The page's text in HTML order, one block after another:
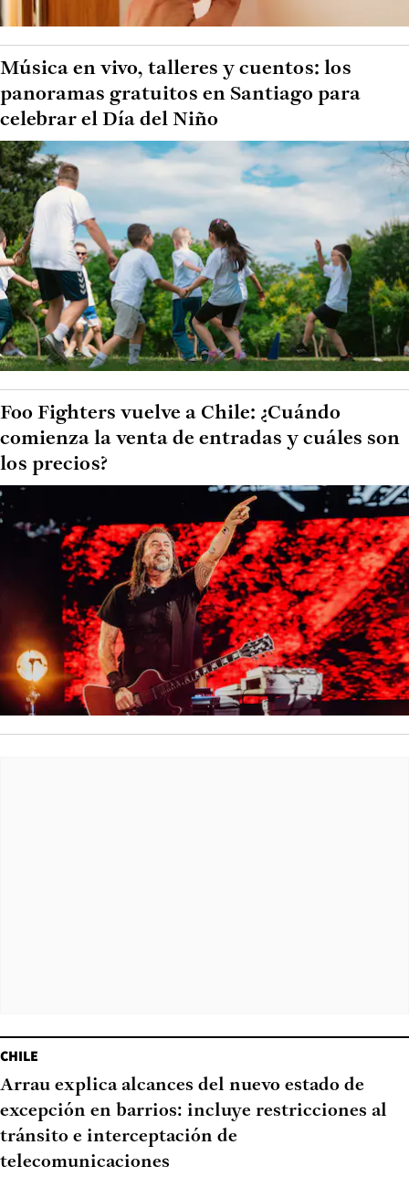
Música en vivo, talleres y cuentos: los
panoramas gratuitos en Santiago para
celebrar el Día del Niño
Foo Fighters vuelve a Chile: ¿Cuándo
comienza la venta de entradas y cuáles son
los precios?
CHILE
Arrau explica alcances del nuevo estado de
excepción en barrios: incluye restricciones al
tránsito e interceptación de
telecomunicaciones